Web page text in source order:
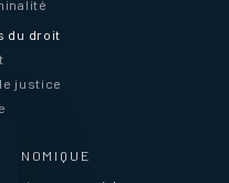
du droit
justice